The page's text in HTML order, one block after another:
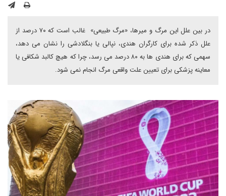
در بین علل این مرگ و میرها، «مرگ طبیعی» غالب است که ۷۰ درصد از
علل ذکر شده برای کارگران هندی، نپالی یا بنگلادشی را نشان می دهد،
سهمی که برای هندی ها به ۸۰ درصد می رسد، چرا که هیچ کالبد شکافی یا
معاینه پزشکی برای تعیین علت واقعی مرگ انجام نمی شود.